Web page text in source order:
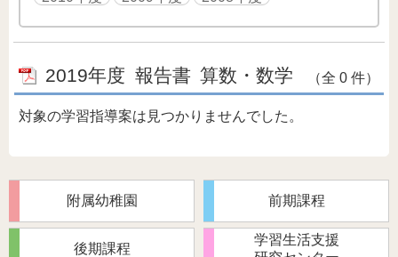
2019年度 報告書 算数・数学 （全 0 件）
対象の学習指導案は見つかりませんでした。
附属幼稚園 前期課程
後期課程
学習生活支援